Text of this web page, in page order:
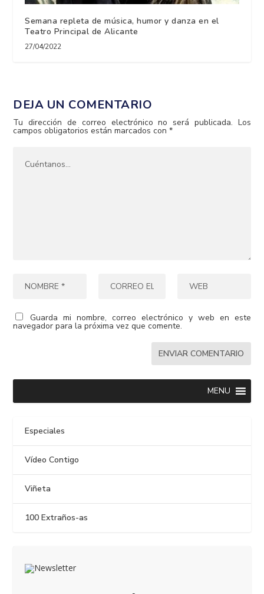
Semana repleta de música, humor y danza en el
Teatro Principal de Alicante
27/04/2022
DEJA UN COMENTARIO
Tu dirección de correo electrónico no será publicada. Los
campos obligatorios están marcados con*
Guarda mi nombre, correo electrónico y web en este
navegador para la próxima vez que comente.
MENU
Especiales
Vídeo Contigo
Viñeta
100 Extraños-as